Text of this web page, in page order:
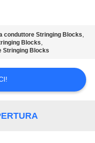
conduttore Stringing Blocks,
Blocks,
Stringing Blocks